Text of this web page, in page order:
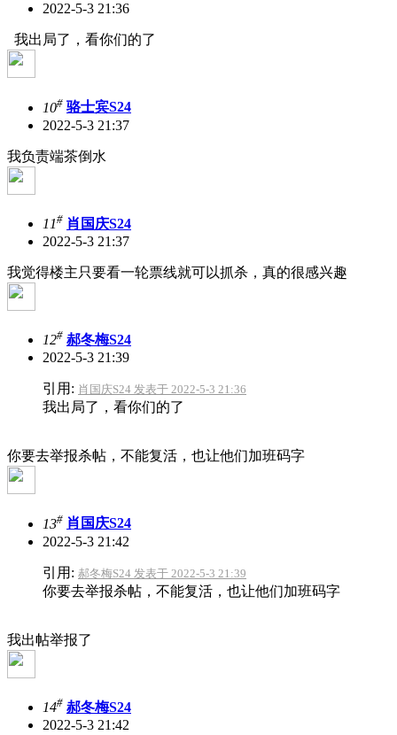
2022-5-3 21:36
我出局了，看你们的了
10# 骆士宾S24
2022-5-3 21:37
我负责端茶倒水
11# 肖国庆S24
2022-5-3 21:37
我觉得楼主只要看一轮票线就可以抓杀，真的很感兴趣
12# 郝冬梅S24
2022-5-3 21:39
引用: 肖国庆S24 发表于 2022-5-3 21:36
我出局了，看你们的了
你要去举报杀帖，不能复活，也让他们加班码字
13# 肖国庆S24
2022-5-3 21:42
引用: 郝冬梅S24 发表于 2022-5-3 21:39
你要去举报杀帖，不能复活，也让他们加班码字
我出帖举报了
14# 郝冬梅S24
2022-5-3 21:42